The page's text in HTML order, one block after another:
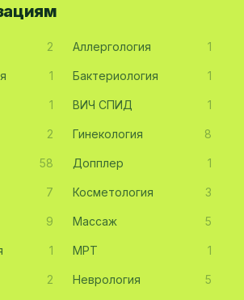
2 Аллергология 1
1 Бактериология 1
1 ВИЧ СПИД 1
2 Гинекология 8
58 Допплер 1
7 Косметология 3
9 Массаж 5
1 МРТ 1
2 Неврология 5